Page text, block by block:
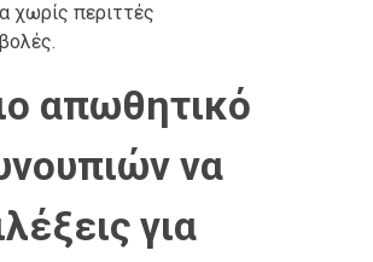
χωρίς περιττές
απωθητικό
να
για